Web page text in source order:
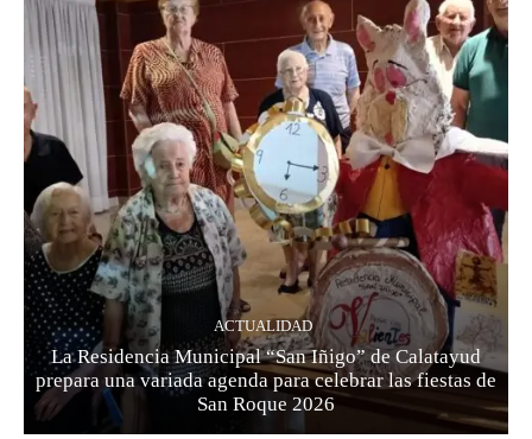
ACTUALIDAD
La Residencia Municipal “San Iñigo” de Calatayud
prepara una variada agenda para celebrar las fiestas de
San Roque 2026